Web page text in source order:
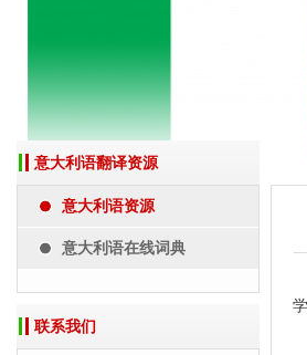
意大利语翻译资源
意大利语资源
意大利语在线词典
联系我们